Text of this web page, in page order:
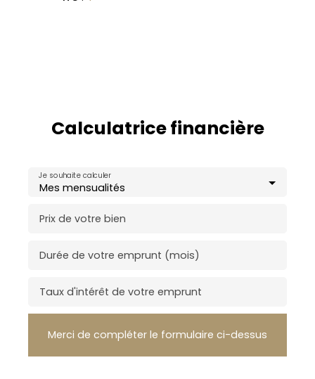
Calculatrice financière
Mes mensualités
Je souhaite calculer
Prix de votre bien
Durée de votre emprunt (mois)
Taux d'intérêt de votre emprunt
Merci de compléter le formulaire ci-dessus